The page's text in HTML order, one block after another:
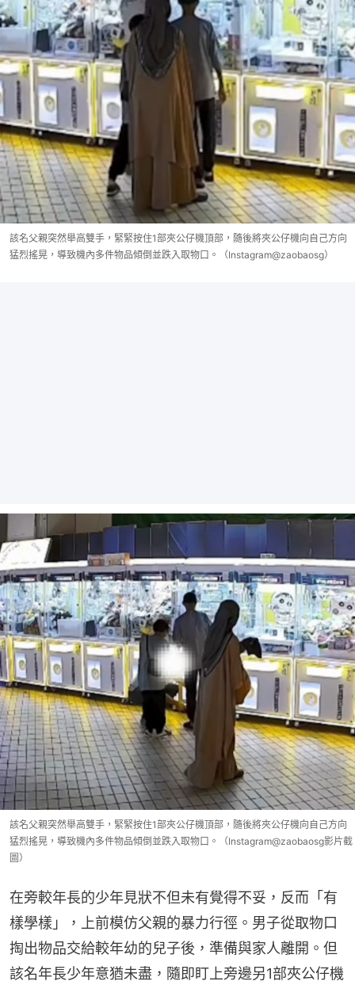
該名父親突然舉高雙手，緊緊按住1部夾公仔機頂部，隨後將夾公仔機向自己方向
猛烈搖晃，導致機內多件物品傾倒並跌入取物口。（Instagram@zaobaosg）
該名父親突然舉高雙手，緊緊按住1部夾公仔機頂部，隨後將夾公仔機向自己方向
猛烈搖晃，導致機內多件物品傾倒並跌入取物口。（Instagram@zaobaosg影片截
圖）
在旁較年長的少年見狀不但未有覺得不妥，反而「有
樣學樣」，上前模仿父親的暴力行徑。男子從取物口
掏出物品交給較年幼的兒子後，準備與家人離開。但
該名年長少年意猶未盡，隨即盯上旁邊另1部夾公仔機